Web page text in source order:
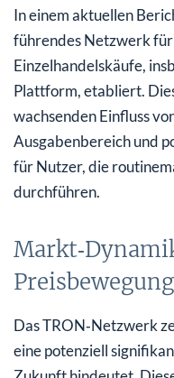
Hintergrund:
Implikationen für
Ausblick
In einem aktuellen
führendes Netzwerk
Einzelhandelskäufe,
Plattform, etabliert.
wachsenden Einfluss
Ausgabenbereich und
für Nutzer, die
durchführen.
Das TRON‑Netzwerk
eine potenziell